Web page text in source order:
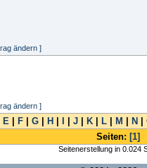
ändern ]
ändern ]
E F G H J K L M N
Seiten: [1]
Seitenerstellung in 0.024